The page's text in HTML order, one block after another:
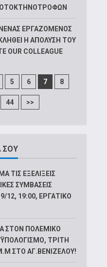
ΕΡΓΑΖΟΜΕΝΟΣ
Η ΑΠΟΛΥΣΗ ΤΟΥ
OUR COLLEAGUE
5 6 7 8
44 >>
ΣΟΥ
ΤΙΣ ΕΞΕΛΙΞΕΙΣ
ΣΥΜΒΑΣΕΙΣ
12, 19:00, ΕΡΓΑΤΙΚΟ
ΣΤΟΝ ΠΟΛΕΜΙΚΟ
ΤΡΙΤΗ
ΣΤΟ ΑΓ.ΒΕΝΙΖΕΛΟΥ!